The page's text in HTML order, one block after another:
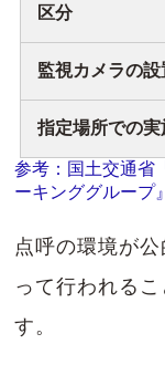
区分
監視カメラの設
指定場所での実
参考：国土交通省
ーキンググループ
点呼の環境が
って行われる
す。